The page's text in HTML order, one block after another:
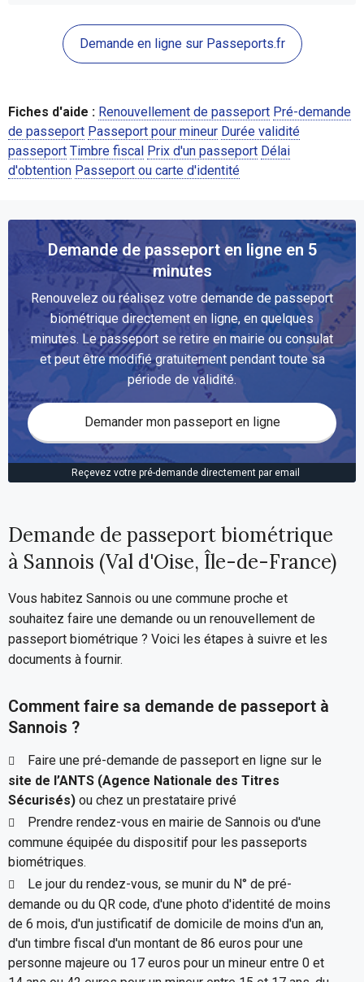
Demande en ligne sur Passeports.fr
Fiches d'aide : Renouvellement de passeport Pré-demande
de passeport Passeport pour mineur Durée validité
passeport Timbre fiscal Prix d'un passeport Délai
d'obtention Passeport ou carte d'identité
Demande de passeport en ligne en 5
minutes
Renouvelez ou réalisez votre demande de passeport
biométrique directement en ligne, en quelques
minutes. Le passeport se retire en mairie ou consulat
et peut être modifié gratuitement pendant toute sa
période de validité.
Demander mon passeport en ligne
Reçevez votre pré-demande directement par email
Demande de passeport biométrique
à Sannois (Val d'Oise, Île-de-France)
Vous habitez Sannois ou une commune proche et
souhaitez faire une demande ou un renouvellement de
passeport biométrique ? Voici les étapes à suivre et les
documents à fournir.
Comment faire sa demande de passeport à
Sannois ?
Faire une pré-demande de passeport en ligne sur le
site de l’ANTS (Agence Nationale des Titres
Sécurisés) ou chez un prestataire privé
Prendre rendez-vous en mairie de Sannois ou d'une
commune équipée du dispositif pour les passeports
biométriques.
Le jour du rendez-vous, se munir du N° de pré-
demande ou du QR code, d'une photo d'identité de moins
de 6 mois, d'un justificatif de domicile de moins d'un an,
d'un timbre fiscal d'un montant de 86 euros pour une
personne majeure ou 17 euros pour un mineur entre 0 et